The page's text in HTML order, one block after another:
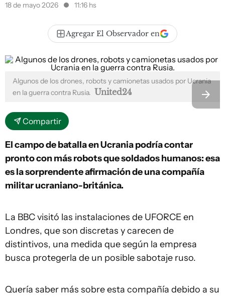
18 de mayo 2026 11:16 hs
Agregar El Observador en
Algunos de los drones, robots y camionetas usados por Ucrania
en la guerra contra Rusia. United24
Compartir
El campo de batalla en Ucrania podría contar
pronto con más robots que soldados humanos: esa
es la sorprendente afirmación de una compañía
militar ucraniano-británica.
La BBC visitó las instalaciones de UFORCE en
Londres, que son discretas y carecen de
distintivos, una medida que según la empresa
busca protegerla de un posible sabotaje ruso.
Quería saber más sobre esta compañía debido a su